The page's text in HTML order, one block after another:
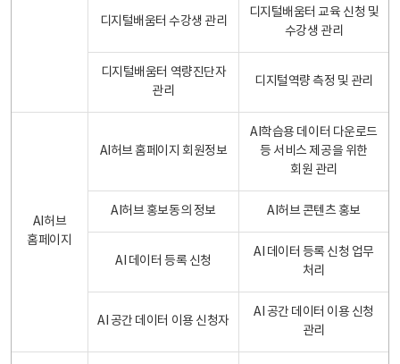
디지털배움터 수강생 관리
디지털배움터 교육 신청 및
수강생 관리
디지털배움터 역량진단자
관리
디지털역량 측정 및 관리
AI허브
홈페이지
AI허브 홈페이지 회원정보
AI학습용 데이터 다운로드
등 서비스 제공을 위한
회원 관리
AI허브 홍보동의 정보 AI허브 콘텐츠 홍보
AI 데이터 등록 신청
AI 데이터 등록 신청 업무
처리
AI 공간 데이터 이용 신청자
AI 공간 데이터 이용 신청
관리